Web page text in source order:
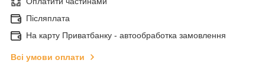
Післяплата
На карту Приватбанку - автообработка замовлення
Всі умови оплати